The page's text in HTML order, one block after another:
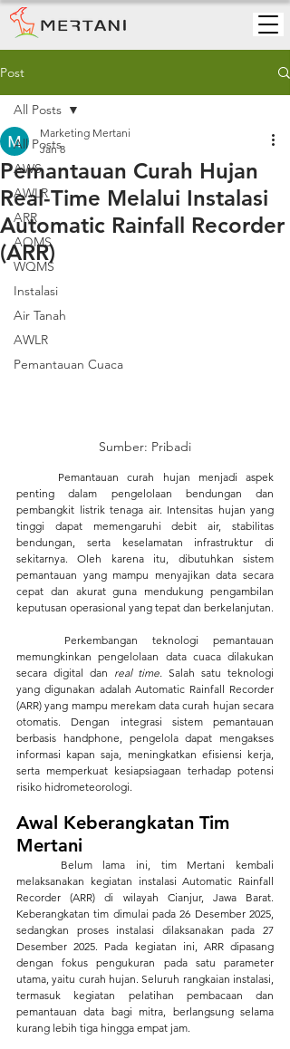
Post
All Posts
AWS
AWLR
ARR
AQMS
WQMS
Instalasi
Air Tanah
AWLR
Pemantauan Cuaca
All Posts
Pemantauan Curah Hujan
Real-Time Melalui Instalasi
Automatic Rainfall Recorder
(ARR)
Marketing Mertani
Jan 8
Sumber: Pribadi
penting dalam pengelolaan bendungan dan
pembangkit listrik tenaga air. Intensitas hujan yang
tinggi dapat memengaruhi debit air, stabilitas
bendungan, serta keselamatan infrastruktur di
sekitarnya. Oleh karena itu, dibutuhkan sistem
pemantauan yang mampu menyajikan data secara
cepat dan akurat guna mendukung pengambilan
keputusan operasional yang tepat dan berkelanjutan.
memungkinkan pengelolaan data cuaca dilakukan
secara digital dan real time.
Salah satu teknologi
yang digunakan adalah Automatic Rainfall Recorder
(ARR) yang mampu merekam data curah hujan secara
otomatis. Dengan integrasi sistem pemantauan
berbasis handphone, pengelola dapat mengakses
informasi kapan saja, meningkatkan efisiensi kerja,
serta memperkuat kesiapsiagaan terhadap potensi
risiko hidrometeorologi.
Awal Keberangkatan Tim
Mertani
melaksanakan kegiatan instalasi Automatic Rainfall
Recorder (ARR) di wilayah Cianjur, Jawa Barat.
Keberangkatan tim dimulai pada 26 Desember 2025,
sedangkan proses instalasi dilaksanakan pada 27
Desember 2025. Pada kegiatan ini, ARR dipasang
dengan fokus pengukuran pada satu parameter
utama, yaitu curah hujan. Seluruh rangkaian instalasi,
termasuk kegiatan pelatihan pembacaan dan
pemantauan data bagi mitra, berlangsung selama
kurang lebih tiga hingga empat jam.